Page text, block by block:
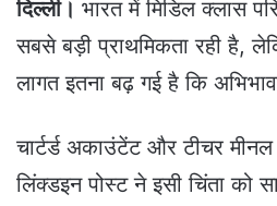
दिल्ली। भारत में मिडिल क्लास
सबसे बड़ी प्राथमिकता रही है,
लागत इतना बढ़ गई है कि
चार्टर्ड अकाउंटेंट और टीचर
लिंक्डइन पोस्ट ने इसी चिंता को